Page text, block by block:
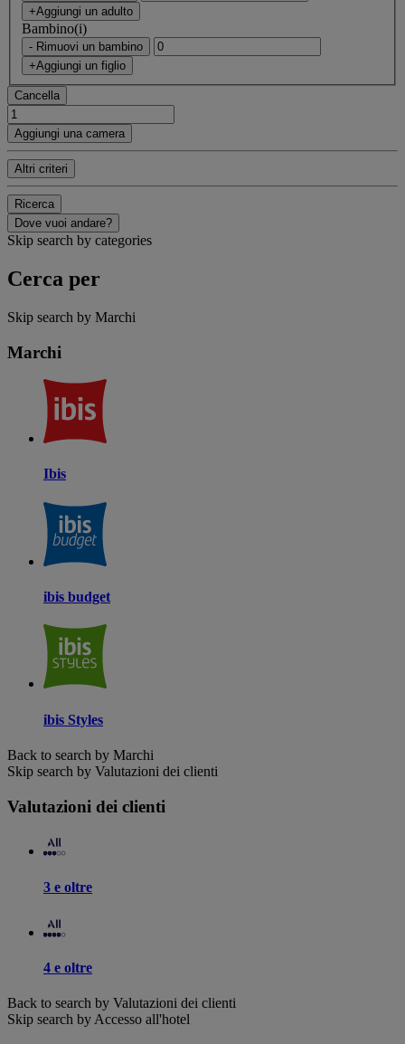
+Aggiungi un adulto
Bambino(i)
- Rimuovi un bambino
+Aggiungi un figlio
Cancella
Aggiungi una camera
Altri criteri
Ricerca
Dove vuoi andare?
Skip search by categories
Cerca per
Skip search by Marchi
Marchi
Ibis
ibis budget
ibis Styles
Back to search by Marchi
Skip search by Valutazioni dei clienti
Valutazioni dei clienti
3 e oltre
4 e oltre
Back to search by Valutazioni dei clienti
Skip search by Accesso all'hotel